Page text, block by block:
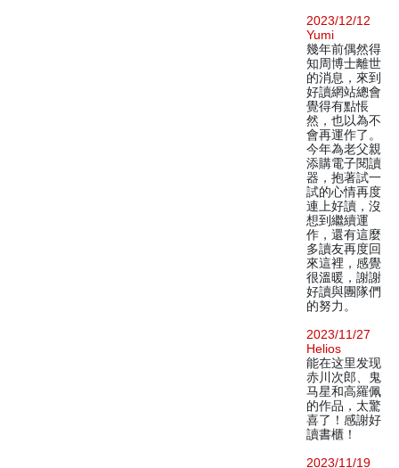
2023/12/12
Yumi
幾年前偶然得
知周博士離世
的消息，來到
好讀網站總會
覺得有點悵
然，也以為不
會再運作了。
今年為老父親
添購電子閱讀
器，抱著試一
試的心情再度
連上好讀，沒
想到繼續運
作，還有這麼
多讀友再度回
來這裡，感覺
很溫暖，謝謝
好讀與團隊們
的努力。
2023/11/27
Helios
能在这里发现
赤川次郎、鬼
马星和高羅佩
的作品，太驚
喜了！感謝好
讀書櫃！
2023/11/19